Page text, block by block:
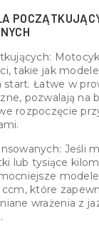
takie jak modele
start. Łatwe w
pozwalają na
rozpoczęcie
Jeśli
lub tysiące
które
wrażenia z